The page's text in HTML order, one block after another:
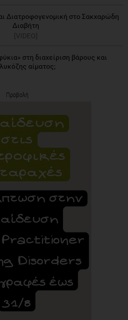
Διατροφογενομική στο Σακχαρώδη
Διαβήτη
[VIDEO]
στη διαχείριση βάρους και
αίματος;
Προβολή